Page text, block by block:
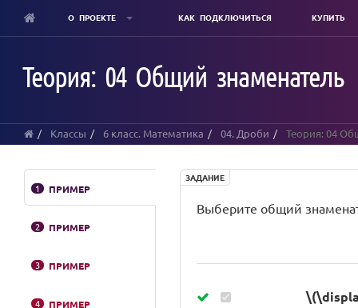
content
О ПРОЕКТЕ КАК ПОДКЛЮЧИТЬСЯ КУПИТЬ
Теория: 04 Общий знаменатель
Классы 6 класс. Математика 04. Дроби Теория: 04
1 ПРИМЕР
2 ПРИМЕР
3 ПРИМЕР
4 ПРИМЕР
ЗАДАНИЕ
Выберите общий